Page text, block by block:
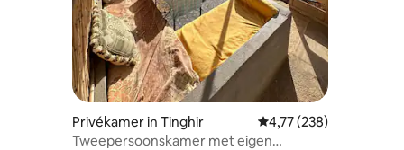
Privékamer in Tinghir Gemiddelde
4,77 (238)
Tweepersoonskamer met eigen